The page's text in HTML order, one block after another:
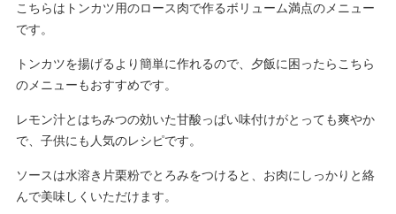
こちらはトンカツ用のロース肉で作るボリューム満点のメニュー
です。
トンカツを揚げるより簡単に作れるので、夕飯に困ったらこちら
のメニューもおすすめです。
レモン汁とはちみつの効いた甘酸っぱい味付けがとっても爽やか
で、子供にも人気のレシピです。
ソースは水溶き片栗粉でとろみをつけると、お肉にしっかりと絡
んで美味しくいただけます。